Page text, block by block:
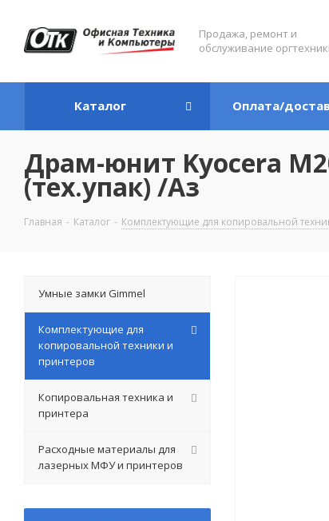
Продажа, ремонт и
обслуживание
Каталог Оплата/
Драм-юнит Kyocera
(тех.упак) /Аз
Главная - Каталог - Комплектующие для копировальной
Умные замки Gimmel
Комплектующие для
копировальной техники и
принтеров
Копировальная техника и
принтера
Расходные материалы для
лазерных МФУ и принтеров